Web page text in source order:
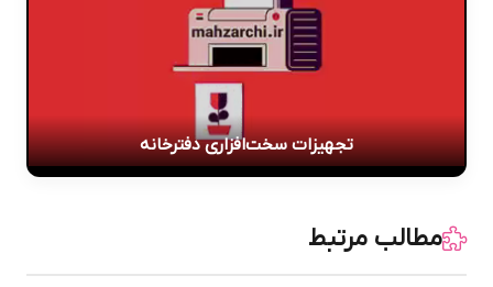
تجهیزات سخت‌افزاری دفترخانه
مطالب مرتبط